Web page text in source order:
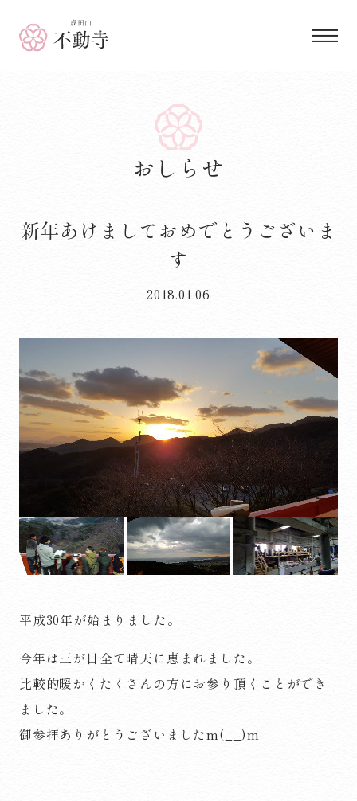
成田山 不動寺
おしらせ
新年あけましておめでとうございま
す
2018.01.06
平成30年が始まりました。
今年は三が日全て晴天に恵まれました。
比較的暖かくたくさんの方にお参り頂くことができ
ました。
御参拝ありがとうございましたm(__)m